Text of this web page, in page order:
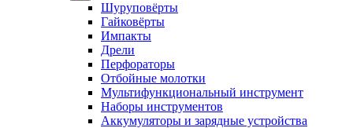
Шуруповёрты
Гайковёрты
Импакты
Дрели
Перфораторы
Отбойные молотки
Мультифункциональный инструмент
Наборы инструментов
Аккумуляторы и зарядные устройства